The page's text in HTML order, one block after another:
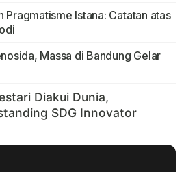
Pragmatisme Istana: Catatan atas
Massa di Bandung Gelar